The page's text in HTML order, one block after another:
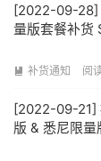
[2022-09-28]
量版套餐补货
 补货通知 阅
[2022-09-21]
版 & 悉尼限量